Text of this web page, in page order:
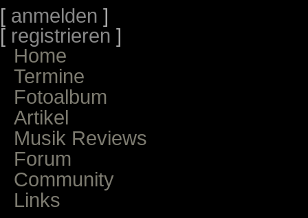
[ anmelden ]
[ registrieren ]
Home
Termine
Fotoalbum
Artikel
Musik Reviews
Forum
Community
Links